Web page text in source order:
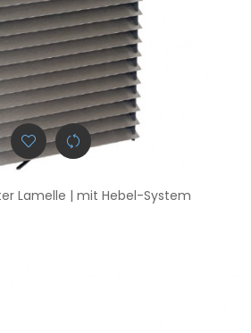
Lamelle | mit Hebel-System